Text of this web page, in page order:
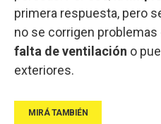
primera respuesta, pero
no se corrigen
falta de ventilación o
exteriores.